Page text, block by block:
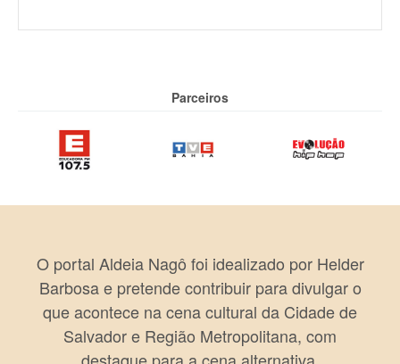
Parceiros
O portal Aldeia Nagô foi idealizado por Helder
Barbosa e pretende contribuir para divulgar o
que acontece na cena cultural da Cidade de
Salvador e Região Metropolitana, com
destaque para a cena alternativa.